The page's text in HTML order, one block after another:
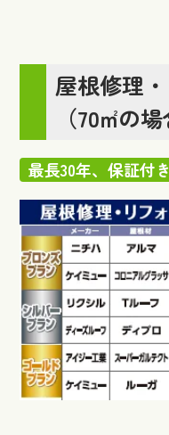
屋根修理
（70㎡の
最長30年、保証